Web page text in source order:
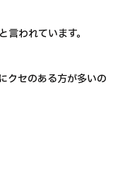
われています。
クセのある方が多いの